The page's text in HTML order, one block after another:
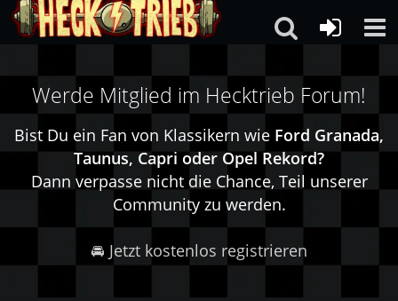
Werde Mitglied im Hecktrieb Forum!
Bist Du ein Fan von Klassikern wie Ford Granada,
Taunus, Capri oder Opel Rekord?
Dann verpasse nicht die Chance, Teil unserer
Community zu werden.
🚘 Jetzt kostenlos registrieren